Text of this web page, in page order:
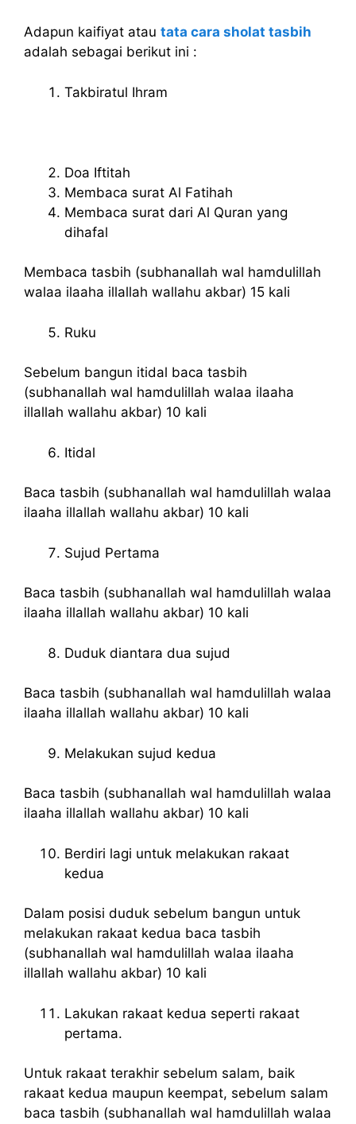
Adapun kaifiyat atau tata cara sholat tasbih
adalah sebagai berikut ini :
Takbiratul Ihram
Doa Iftitah
Membaca surat Al Fatihah
Membaca surat dari Al Quran yang
dihafal
Membaca tasbih (subhanallah wal hamdulillah
walaa ilaaha illallah wallahu akbar) 15 kali
Ruku
Sebelum bangun itidal baca tasbih
(subhanallah wal hamdulillah walaa ilaaha
illallah wallahu akbar) 10 kali
Itidal
Baca tasbih (subhanallah wal hamdulillah walaa
ilaaha illallah wallahu akbar) 10 kali
Sujud Pertama
Baca tasbih (subhanallah wal hamdulillah walaa
ilaaha illallah wallahu akbar) 10 kali
Duduk diantara dua sujud
Baca tasbih (subhanallah wal hamdulillah walaa
ilaaha illallah wallahu akbar) 10 kali
Melakukan sujud kedua
Baca tasbih (subhanallah wal hamdulillah walaa
ilaaha illallah wallahu akbar) 10 kali
Berdiri lagi untuk melakukan rakaat
kedua
Dalam posisi duduk sebelum bangun untuk
melakukan rakaat kedua baca tasbih
(subhanallah wal hamdulillah walaa ilaaha
illallah wallahu akbar) 10 kali
Lakukan rakaat kedua seperti rakaat
pertama.
Untuk rakaat terakhir sebelum salam, baik
rakaat kedua maupun keempat, sebelum salam
baca tasbih (subhanallah wal hamdulillah walaa